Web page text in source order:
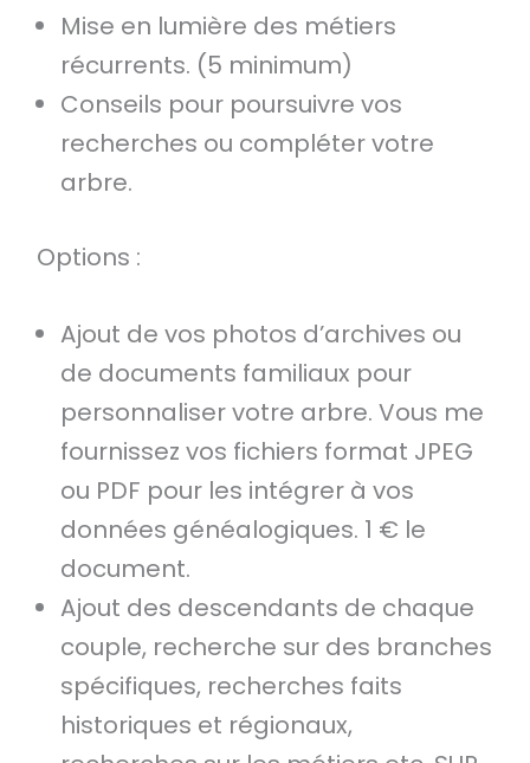
Mise en lumière des métiers
récurrents. (5 minimum)
Conseils pour poursuivre vos
recherches ou compléter votre
arbre.
Options :
Ajout de vos photos d’archives ou
de documents familiaux pour
personnaliser votre arbre. Vous me
fournissez vos fichiers format JPEG
ou PDF pour les intégrer à vos
données généalogiques. 1 € le
document.
Ajout des descendants de chaque
couple, recherche sur des branches
spécifiques, recherches faits
historiques et régionaux,